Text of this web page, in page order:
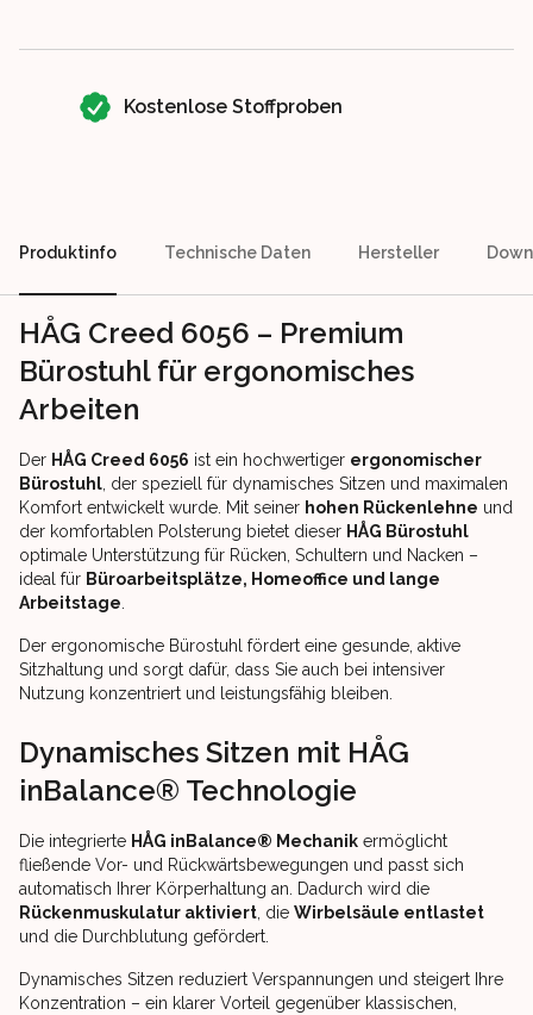
Kostenlose Stoffproben
Produktinfo Technische Daten Hersteller
HÅG Creed 6056 – Premium
Bürostuhl für ergonomisches
Arbeiten
Der HÅG Creed 6056 ist ein hochwertiger ergonomischer
Bürostuhl , der speziell für dynamisches Sitzen und maximalen
Komfort entwickelt wurde. Mit seiner hohen Rückenlehne und
der komfortablen Polsterung bietet dieser HÅG Bürostuhl
optimale Unterstützung für Rücken, Schultern und Nacken –
ideal für Büroarbeitsplätze, Homeoffice und lange
Arbeitstage
Der ergonomische Bürostuhl fördert eine gesunde, aktive
Sitzhaltung und sorgt dafür, dass Sie auch bei intensiver
Nutzung konzentriert und leistungsfähig bleiben.
Dynamisches Sitzen mit HÅG
inBalance® Technologie
Die integrierte HÅG inBalance® Mechanik ermöglicht
fließende Vor- und Rückwärtsbewegungen und passt sich
automatisch Ihrer Körperhaltung an. Dadurch wird die
Rückenmuskulatur aktiviert , die Wirbelsäule entlastet
und die Durchblutung gefördert.
Dynamisches Sitzen reduziert Verspannungen und steigert Ihre
Konzentration – ein klarer Vorteil gegenüber klassischen,